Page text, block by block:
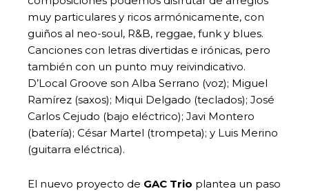
muy particulares y ricos armónicamente, con
guiños al neo-soul, R&B, reggae, funk y blues.
Canciones con letras divertidas e irónicas, pero
también con un punto muy reivindicativo.
D’Local Groove son Alba Serrano (voz); Miguel
Ramírez (saxos); Miqui Delgado (teclados); José
Carlos Cejudo (bajo eléctrico); Javi Montero
(batería); César Martel (trompeta); y Luis Merino
(guitarra eléctrica).
El nuevo proyecto de GAC Trio plantea un paso